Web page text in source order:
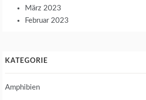
März 2023
Februar 2023
KATEGORIE
Amphibien